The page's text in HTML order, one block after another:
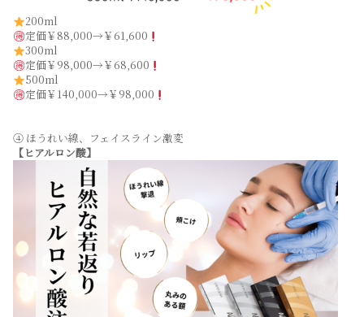
200ml
定価￥88,000→￥61,600
300ml
定価￥98,000→￥68,600
500ml
定価￥140,000→￥98,000
④ ほうれい線、フェイスライン激変
【ヒアルロン酸】